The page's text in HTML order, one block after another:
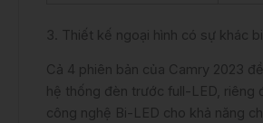
3. Thiết kế ngoại hình có sự khác
Cả 4 phiên bản của Camry 2023
hệ thống đèn trước full-LED, riêng
công nghệ Bi-LED cho khả năng